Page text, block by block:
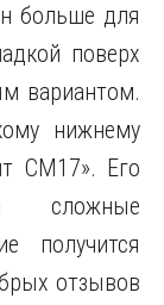
больше для
поверх
вариантом.
нижнему
CM17». Его
сложные
получится
отзывов